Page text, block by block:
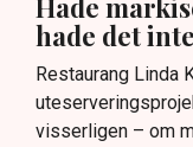
hade det
Restaurang Linda
visserligen – om